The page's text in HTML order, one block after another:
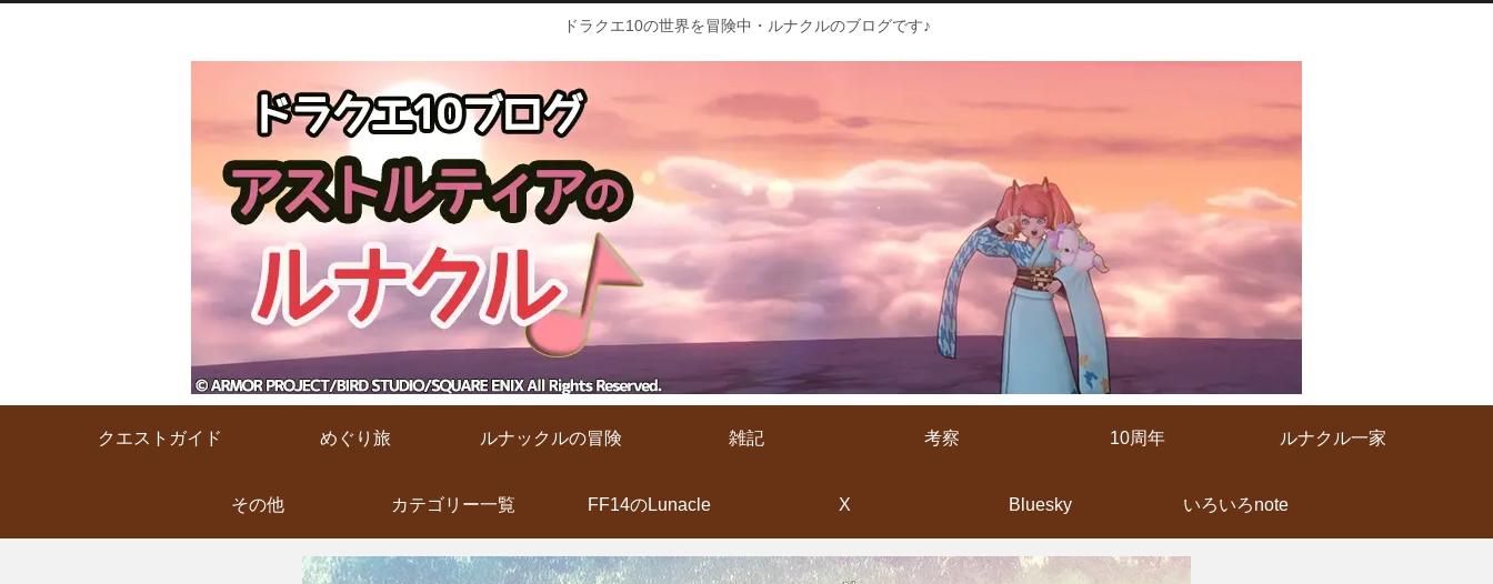
ドラクエ10の世界を冒険中・ルナクルのブログです♪
クエストガイド めぐり旅 ルナックルの冒険 雑記 考察 10周年 ルナクル一家
その他 カテゴリー一覧 FF14のLunacle X Bluesky いろいろnote